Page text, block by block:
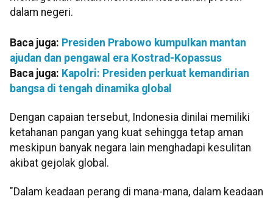
dalam negeri.
Baca juga: Presiden Prabowo kumpulkan mantan
ajudan dan pengawal era Kostrad-Kopassus
Baca juga: Kapolri: Presiden perkuat kemandirian
bangsa di tengah dinamika global
Dengan capaian tersebut, Indonesia dinilai memiliki
ketahanan pangan yang kuat sehingga tetap aman
meskipun banyak negara lain menghadapi kesulitan
akibat gejolak global.
"Dalam keadaan perang di mana-mana, dalam keadaan